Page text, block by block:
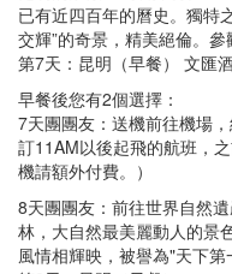
已有近四百年的曆史。獨特
交輝”的奇景，精美絕倫。參
第7天：昆明（早餐） 文匯
早餐後您有2個選擇：
7天團團友：送機前往機場
訂11AM以後起飛的航班，
機請額外付費。）
8天團團友：前往世界自然
林，大自然最美麗動人的景
風情相輝映，被譽為"天下第